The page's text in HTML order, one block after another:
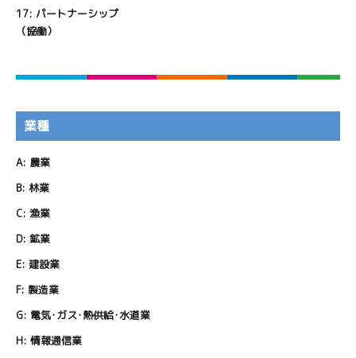
17: パートナーシップ
（協働）
業種
A: 農業
B: 林業
C: 漁業
D: 鉱業
E: 建設業
F: 製造業
G: 電気･ガス･熱供給･水道業
H: 情報通信業